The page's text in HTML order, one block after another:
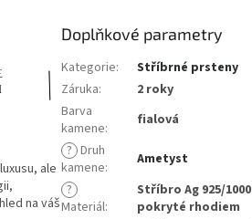
ale
na váš
Doplňkové parametry
Kategorie:
Stříbrné prsteny
Záruka:
2 roky
Barva
kamene:
fialová
? Druh
kamene:
Ametyst
?
Materiál:
Stříbro Ag 925/1000
pokryté rhodiem